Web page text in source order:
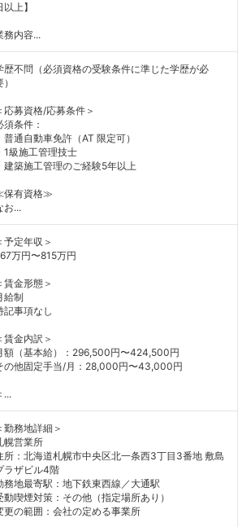
以上】
務内容...
歴不問（必須資格の受験条件に準じた学歴が必
応募資格/応募条件＞
須条件：
普通自動車免許（AT 限定可）
1級施工管理技士
建築施工管理のご経験5年以上
有資格≫
お...
予定年収＞
万円〜815万円
賃金形態＞
給制
記事項なし
賃金内訳＞
額（基本給）：296,500円〜424,500円
の他固定手当/月：28,000円〜43,000円
...
勤務地詳細＞
幌営業所
所：北海道札幌市中央区北一条西3丁目3番地 敷島
ラザビル4階
務地最寄駅：地下鉄東西線／大通駅
動喫煙対策：その他（指定場所あり）
更の範囲：会社の定める事業所